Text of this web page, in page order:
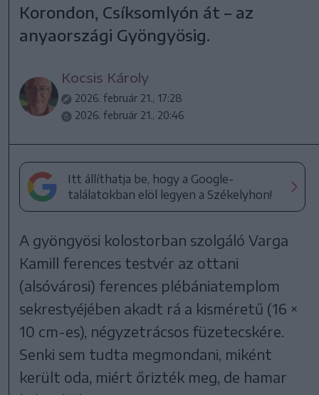
Korondon, Csíksomlyón át – az
anyaországi Gyöngyösig.
Kocsis Károly
2026. február 21., 17:28
2026. február 21., 20:46
Itt állíthatja be, hogy a Google-
találatokban elöl legyen a Székelyhon!
A gyöngyösi kolostorban szolgáló Varga
Kamill ferences testvér az ottani
(alsóvárosi) ferences plébániatemplom
sekrestyéjében akadt rá a kisméretű (16 ×
10 cm-es), négyzetrácsos füzetecskére.
Senki sem tudta megmondani, miként
került oda, miért őrizték meg, de hamar